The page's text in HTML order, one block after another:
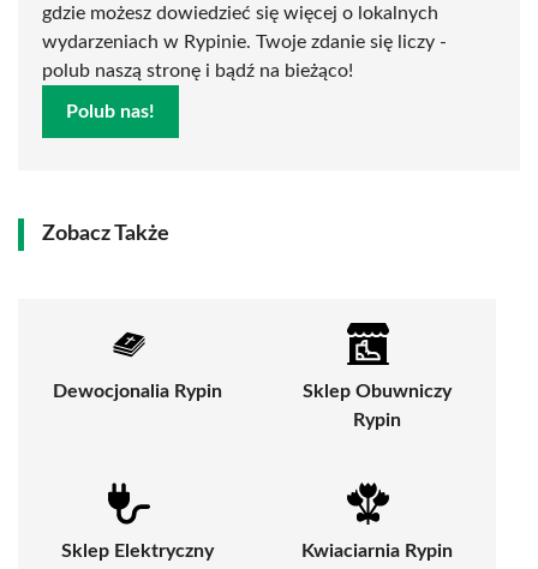
gdzie możesz dowiedzieć się więcej o lokalnych
wydarzeniach w Rypinie. Twoje zdanie się liczy -
polub naszą stronę i bądź na bieżąco!
Polub nas!
Zobacz Także
Dewocjonalia Rypin
Sklep Obuwniczy
Rypin
Sklep Elektryczny
Kwiaciarnia Rypin